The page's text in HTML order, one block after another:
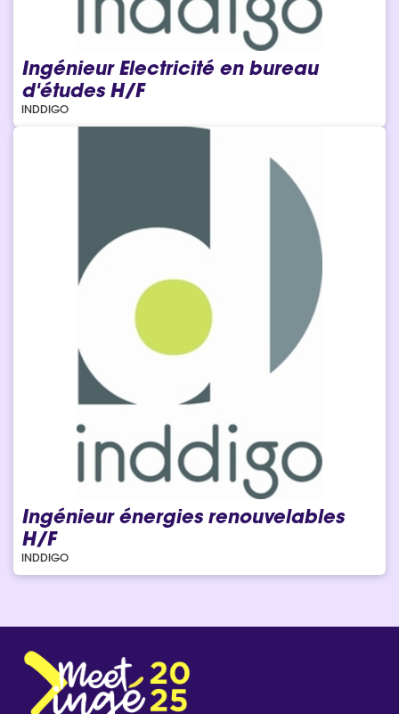
Ingénieur Electricité en bureau
d'études H/F
INDDIGO
Ingénieur énergies renouvelables
H/F
INDDIGO